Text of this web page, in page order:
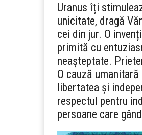
Uranus îți
unicitate, dragă
cei din jur. O
primită cu
neașteptate.
O cauză
libertatea și
respectul pentru
persoane care